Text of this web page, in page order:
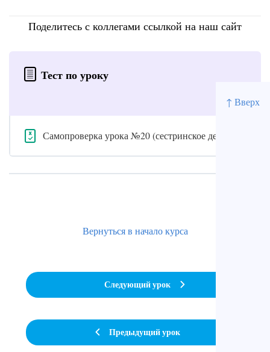
↑ Вверх
Поделитесь с коллегами ссылкой на наш сайт
Тест по уроку
Самопроверка урока №20 (сестринское дело)
Предыдущий урок
Вернуться в начало курса
Следующий урок